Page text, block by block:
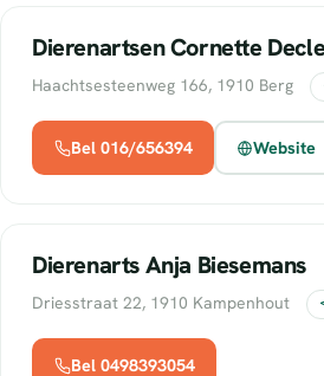
Dierenartsen Cornette
Haachtsesteenweg 166, 1910 Berg
Bel 016/656394 Website
Dierenarts Anja Biesemans
Driesstraat 22, 1910 Kampenhout
Bel 0498393054